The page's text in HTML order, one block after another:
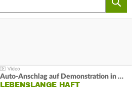
Auto-Anschlag auf Demonstration in München:
LEBENSLANGE HAFT